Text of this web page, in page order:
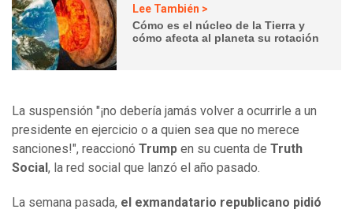
Lee También >
Cómo es el núcleo de la Tierra y
cómo afecta al planeta su rotación
La suspensión "¡no debería jamás volver a ocurrirle a un
presidente en ejercicio o a quien sea que no merece
sanciones!", reaccionó Trump en su cuenta de Truth
Social , la red social que lanzó el año pasado.
La semana pasada, el exmandatario republicano pidió